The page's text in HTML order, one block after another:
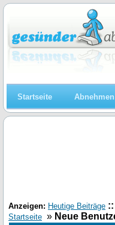
Startseite Abnehmen
Anzeigen: Heutige Beiträge ::
Startseite » Neue